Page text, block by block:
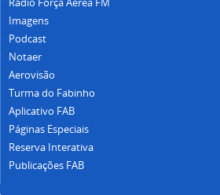
Imagens
Podcast
Notaer
Aerovisão
Turma do Fabinho
Aplicativo FAB
Páginas Especiais
Reserva Interativa
Publicações FAB